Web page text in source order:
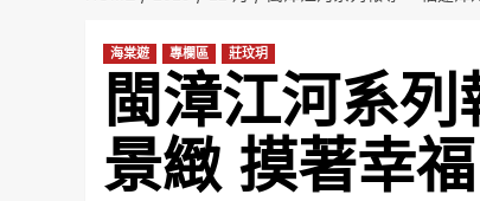
海棠遊 專欄區 莊玟玥
閩漳江河系
景緻 摸著幸福